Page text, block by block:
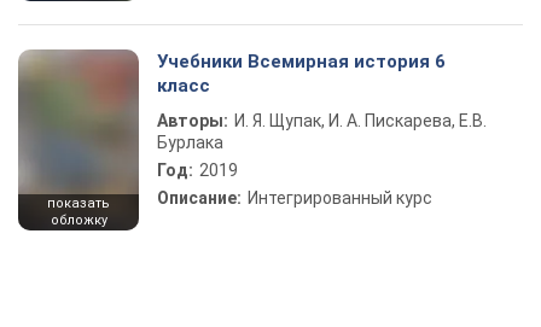
показать
обложку
Учебники Всемирная история 6
класс
Авторы: И. Я. Щупак, И. А. Пискарева, Е.В.
Бурлака
Год: 2019
Описание: Интегрированный курс